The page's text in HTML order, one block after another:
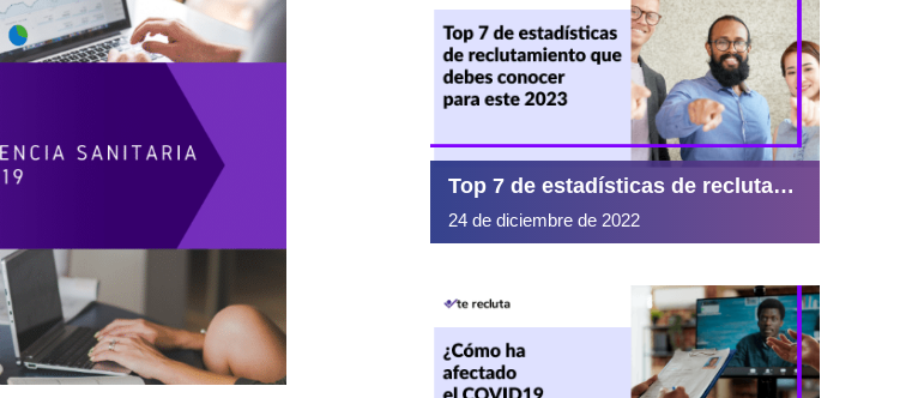
Top 7 de estadísticas de reclutamiento que debes conocer para este 2023
24 de diciembre de 2022